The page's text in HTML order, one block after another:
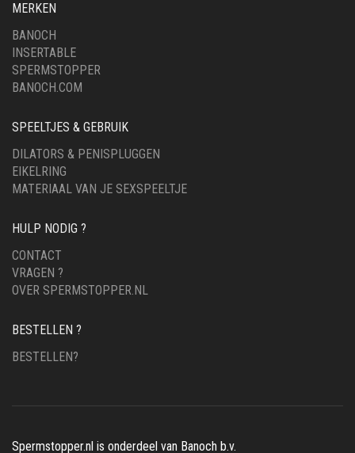
MERKEN
BANOCH
INSERTABLE
SPERMSTOPPER
BANOCH.COM
SPEELTJES & GEBRUIK
DILATORS & PENISPLUGGEN
EIKELRING
MATERIAAL VAN JE SEXSPEELTJE
HULP NODIG ?
CONTACT
VRAGEN ?
OVER SPERMSTOPPER.NL
BESTELLEN ?
BESTELLEN?
Spermstopper.nl is onderdeel van Banoch b.v.